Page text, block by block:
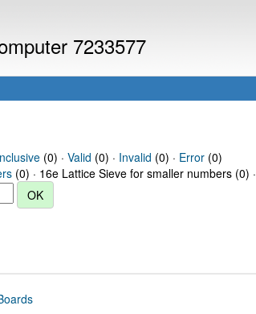
7233577
(0) · Valid (0) · Invalid (0) · Error(0)
(0) · 16e Lattice Sieve for smaller numbers (0) ·